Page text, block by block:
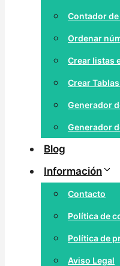
Contador
Ordenar
Crear listas
Crear
Generador
Generador
Blog
Información
Contacto
Política de
Política de
Aviso Legal